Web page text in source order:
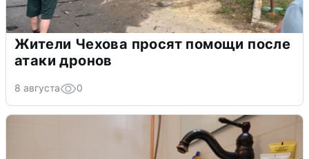
Жители Чехова просят помощи после
атаки дронов
8 августа 0